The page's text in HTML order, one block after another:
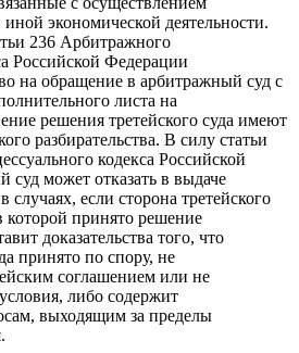
экономической деятельности.
236 Арбитражного
Российской Федерации
на обращение в арбитражный суд с
листа на
решения третейского суда имеют
разбирательства. В силу статьи
кодекса Российской
может отказать в выдаче
случаях, если сторона третейского
которой принято решение
доказательства того, что
принято по спору, не
соглашением или не
либо содержит
выходящим за пределы